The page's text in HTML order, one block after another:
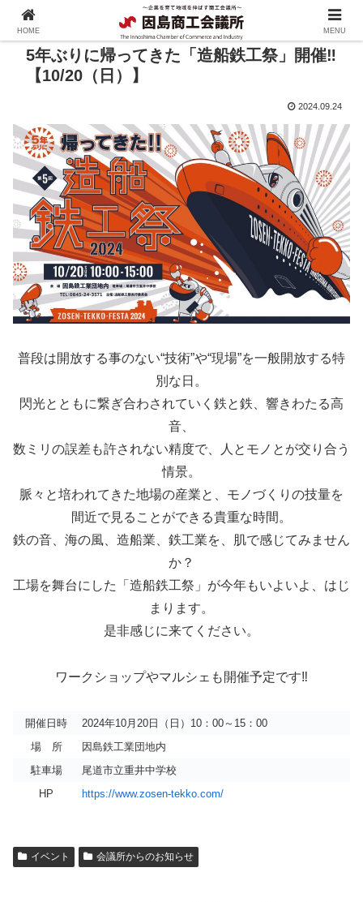
5年ぶりに帰ってきた「造船鉄工祭」開催‼
【10/20（日）】
2024.09.24
普段は開放する事のない“技術”や“現場”を一般開放する特
別な日。
閃光とともに繋ぎ合わされていく鉄と鉄、響きわたる高
音、
数ミリの誤差も許されない精度で、人とモノとが交り合う
情景。
脈々と培われてきた地場の産業と、モノづくりの技量を
間近で見ることができる貴重な時間。
鉄の音、海の風、造船業、鉄工業を、肌で感じてみません
か？
工場を舞台にした「造船鉄工祭」が今年もいよいよ、はじ
まります。
是非感じに来てください。
ワークショップやマルシェも開催予定です‼
開催日時
2024年10月20日（日）10：00～15：00
場 所
因島鉄工業団地内
駐車場
尾道市立重井中学校
HP
https://www.zosen-tekko.com/
イベント 会議所からのお知らせ
HOME MENU